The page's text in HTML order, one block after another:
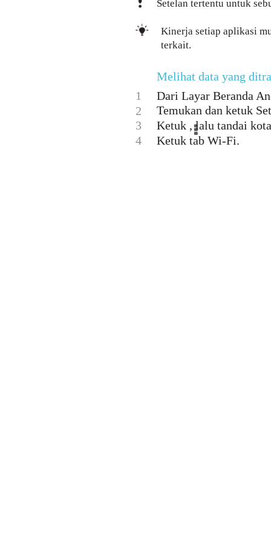
Setelan tertentu untuk
Kinerja setiap aplikasi
terkait.
Melihat data yang
1
Dari Layar Beranda
2
Temukan dan ketuk
3
Ketuk , lalu tandai
4
Ketuk tab Wi-Fi.